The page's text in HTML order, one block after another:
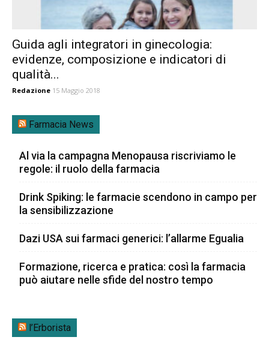
Guida agli integratori in ginecologia:
evidenze, composizione e indicatori di
qualità...
Redazione 15 Maggio 2018
Farmacia News
Al via la campagna Menopausa riscriviamo le
regole: il ruolo della farmacia
Drink Spiking: le farmacie scendono in campo per
la sensibilizzazione
Dazi USA sui farmaci generici: l’allarme Egualia
Formazione, ricerca e pratica: così la farmacia
può aiutare nelle sfide del nostro tempo
l’Erborista